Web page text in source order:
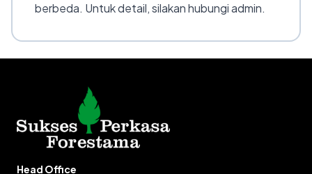
berbeda. Untuk detail, silakan hubungi admin.
Head Office